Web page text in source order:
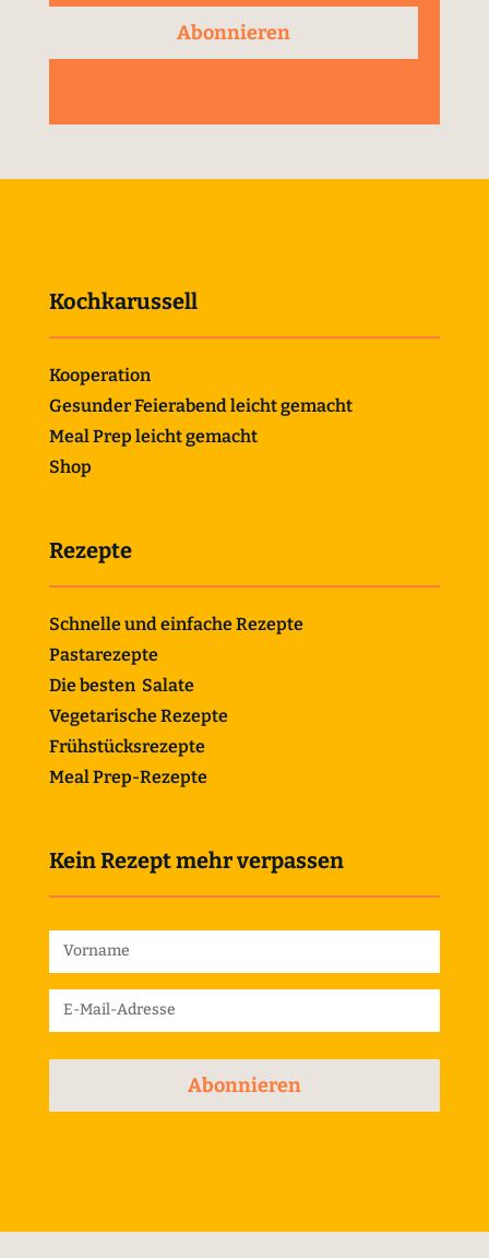
Abonnieren
Kochkarussell
Kooperation
Gesunder Feierabend leicht gemacht
Meal Prep leicht gemacht
Shop
Rezepte
Schnelle und einfache Rezepte
Pastarezepte
Die besten Salate
Vegetarische Rezepte
Frühstücksrezepte
Meal Prep-Rezepte
Kein Rezept mehr verpassen
Abonnieren